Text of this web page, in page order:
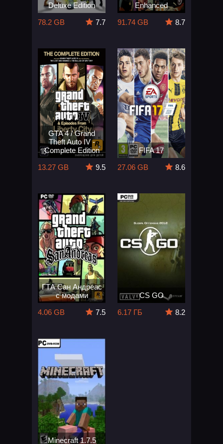
Deluxe Edition
78.2 GB
7.7
Enhanced
91.74 GB
8.7
GTA 4 / Grand
Theft Auto IV -
Complete Edition
13.27 GB
9.5
FIFA 17
27.06 GB
8.6
ГТА Сан Андреас
с модами
4.06 GB
7.5
CS GO
6.17 ГБ
8.2
Minecraft 1.7.5